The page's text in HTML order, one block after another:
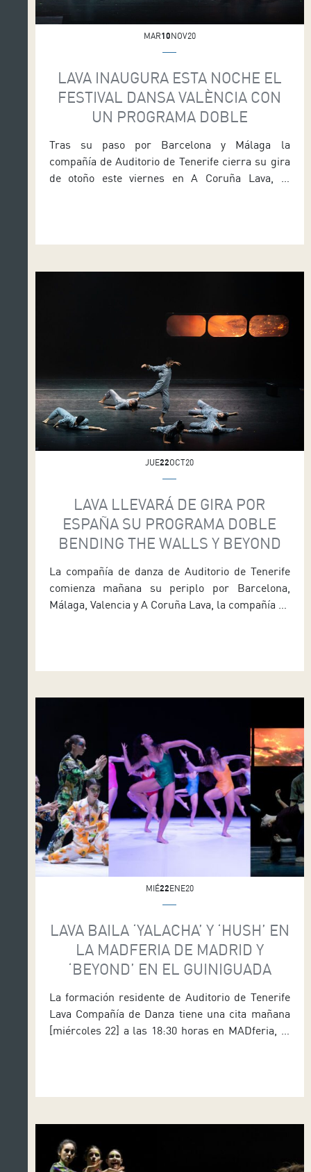
MAR10NOV20
LAVA INAUGURA ESTA NOCHE EL
FESTIVAL DANSA VALÈNCIA CON
UN PROGRAMA DOBLE
Tras su paso por Barcelona y Málaga la
compañía de Auditorio de Tenerife cierra su gira
de otoño este viernes en A Coruña Lava, la
semana Valencia y A Coruña como cierre […]
JUE22OCT20
LAVA LLEVARÁ DE GIRA POR
ESPAÑA SU PROGRAMA DOBLE
BENDING THE WALLS Y BEYOND
La compañía de danza de Auditorio de Tenerife
comienza mañana su periplo por Barcelona,
Málaga, Valencia y A Coruña Lava, la compañía de
obras Bending the Walls, del coreógrafo
MIÉ22ENE20
LAVA BAILA ‘YALACHA’ Y ‘HUSH’ EN
LA MADFERIA DE MADRID Y
‘BEYOND’ EN EL GUINIGUADA
La formación residente de Auditorio de Tenerife
Lava Compañía de Danza tiene una cita mañana
[miércoles 22] a las 18:30 horas en MADferia, la
(Premio Nacional de Danza 2014) se desplaza el